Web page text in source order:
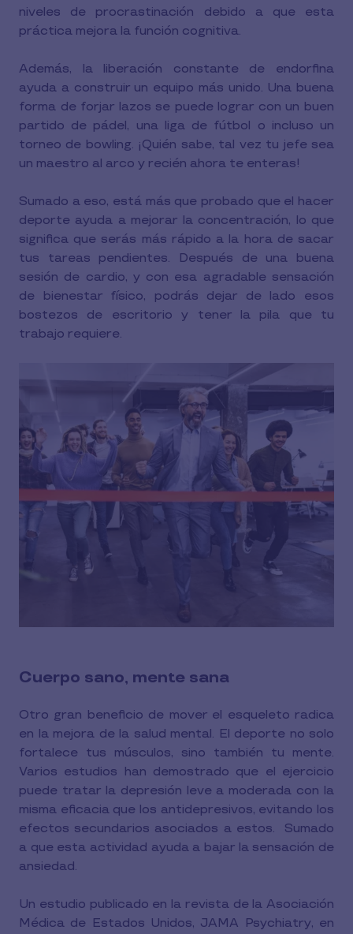
niveles de procrastinación debido a que esta
práctica mejora la función cognitiva.
Además, la liberación constante de endorfina
ayuda a construir un equipo más unido. Una buena
forma de forjar lazos se puede lograr con un buen
partido de pádel, una liga de fútbol o incluso un
torneo de bowling. ¡Quién sabe, tal vez tu jefe sea
un maestro al arco y recién ahora te enteras!
Sumado a eso, está más que probado que el hacer
deporte ayuda a mejorar la concentración, lo que
significa que serás más rápido a la hora de sacar
tus tareas pendientes. Después de una buena
sesión de cardio, y con esa agradable sensación
de bienestar físico, podrás dejar de lado esos
bostezos de escritorio y tener la pila que tu
trabajo requiere.
Cuerpo sano, mente sana
Otro gran beneficio de mover el esqueleto radica
en la mejora de la salud mental. El deporte no solo
fortalece tus músculos, sino también tu mente.
Varios estudios han demostrado que el ejercicio
puede tratar la depresión leve a moderada con la
misma eficacia que los antidepresivos, evitando los
efectos secundarios asociados a estos. Sumado
a que esta actividad ayuda a bajar la sensación de
ansiedad.
Un estudio publicado en la revista de la Asociación
Médica de Estados Unidos, JAMA Psychiatry, en